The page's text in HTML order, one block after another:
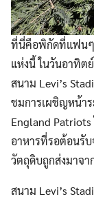
ที่นี่คือพิกัดที่แฟนๆ
แห่งนี้ ในวันอาทิต
สนาม Levi’s
ชมการเผชิญหน้าร
England Patriots
อาหารที่รอต้อนรั
วัตถุดิบถูกส่งมาจ
สนาม Levi’s